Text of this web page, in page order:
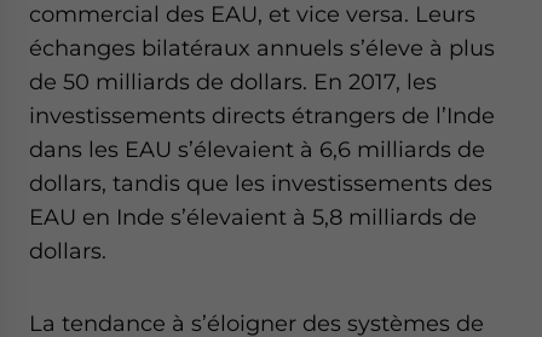
commercial des EAU, et vice versa. Leurs
échanges bilatéraux annuels s’éleve à plus
de 50 milliards de dollars. En 2017, les
investissements directs étrangers de l’Inde
dans les EAU s’élevaient à 6,6 milliards de
dollars, tandis que les investissements des
EAU en Inde s’élevaient à 5,8 milliards de
dollars.
La tendance à s’éloigner des systèmes de